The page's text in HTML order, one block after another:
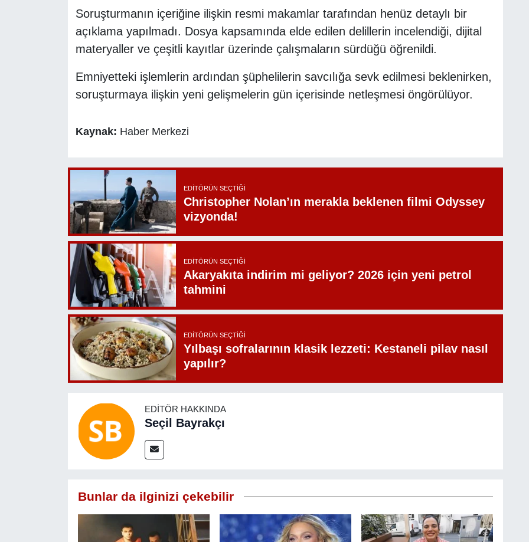
Soruşturmanın içeriğine ilişkin resmi makamlar tarafından henüz detaylı bir
açıklama yapılmadı. Dosya kapsamında elde edilen delillerin incelendiği, dijital
materyaller ve çeşitli kayıtlar üzerinde çalışmaların sürdüğü öğrenildi.
Emniyetteki işlemlerin ardından şüphelilerin savcılığa sevk edilmesi beklenirken,
soruşturmaya ilişkin yeni gelişmelerin gün içerisinde netleşmesi öngörülüyor.
Kaynak: Haber Merkezi
EDITÖRÜN SEÇTIĞI
Christopher Nolan’ın merakla beklenen filmi Odyssey
vizyonda!
EDITÖRÜN SEÇTIĞI
Akaryakıta indirim mi geliyor? 2026 için yeni petrol
tahmini
EDITÖRÜN SEÇTIĞI
Yılbaşı sofralarının klasik lezzeti: Kestaneli pilav nasıl
yapılır?
EDITÖR HAKKINDA
Seçil Bayrakçı
Bunlar da ilginizi çekebilir